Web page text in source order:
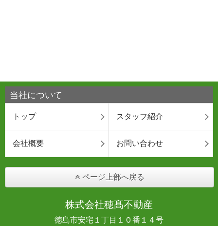
当社について
トップ スタッフ紹介
会社概要 お問い合わせ
ページ上部へ戻る
株式会社穂髙不動産
徳島市安宅１丁目１０番１４号